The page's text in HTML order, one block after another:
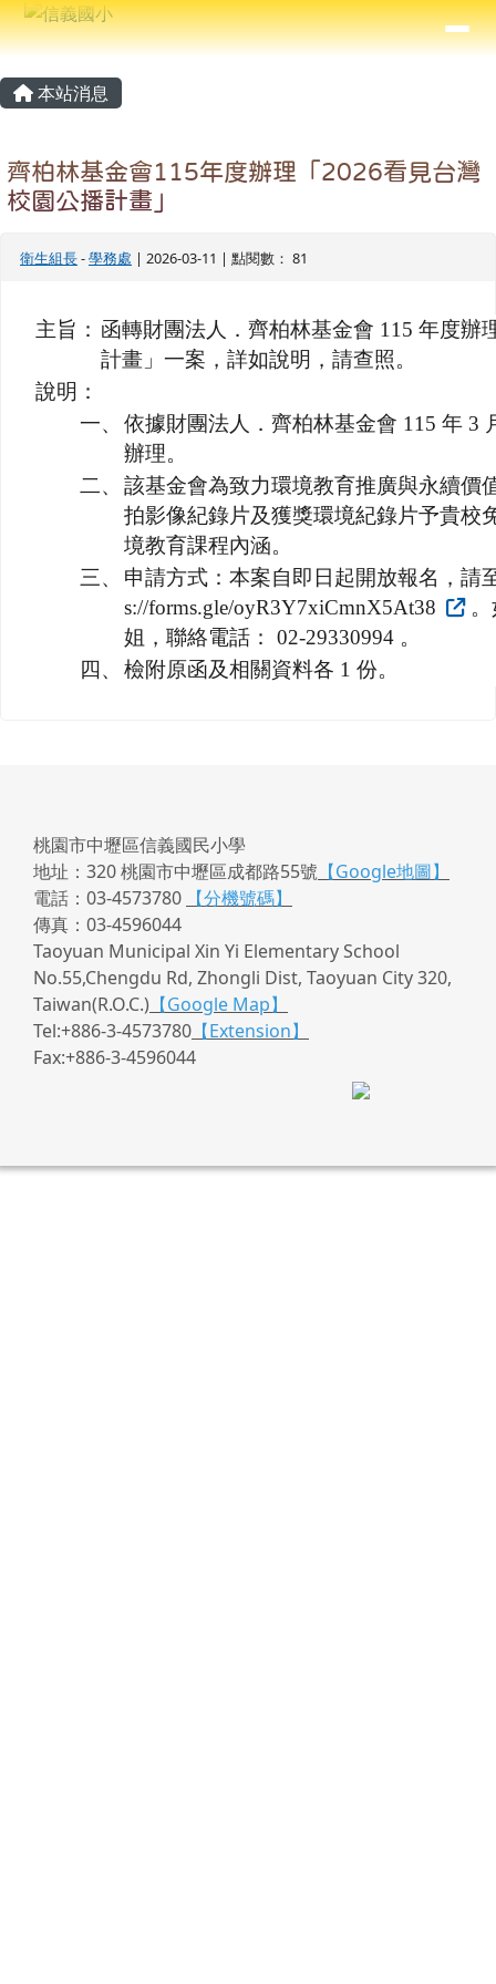
跳至主內容區
信義國小
⏸
導覽列
主內容區域
本站消息
齊柏林基金會115年度辦理「2026看見台灣
校園公播計畫」
衛生組長-學務處 | 2026-03-11 | 點閱數： 81
主旨： 函轉財團法人．齊柏林基金會 115 年度辦
計畫」一案，詳如說明，請查照。
說明：
一、 依據財團法人．齊柏林基金會 115 年 3
辦理。
二、 該基金會為致力環境教育推廣與永續價
拍影像紀錄片及獲獎環境紀錄片予貴校
境教育課程內涵。
三、
申請方式：本案自即日起開放報名，請
s://forms.gle/oyR3Y7xiCmnX5At38
。
姐，聯絡電話： 02-29330994 。
四、 檢附原函及相關資料各 1 份。
頁尾區域
桃園市中壢區信義國民小學
地址：320 桃園市中壢區成都路55號 【Google地圖】
電話：03-4573780
【分機號碼】
傳真：03-4596044
Taoyuan Municipal Xin Yi Elementary School
No.55,Chengdu Rd, Zhongli Dist, Taoyuan City 320,
Taiwan(R.O.C.) 【Google Map】
Tel:+886-3-4573780 【Extension】
Fax:+886-3-4596044